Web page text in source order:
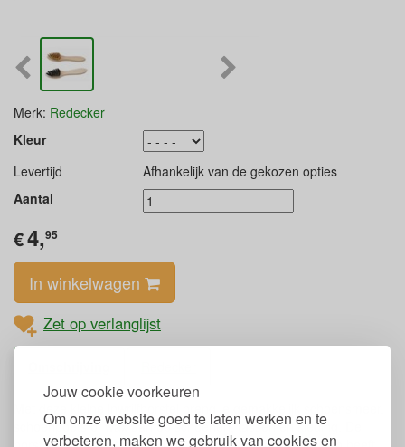
Jouw cookie voorkeuren
Om onze website goed te laten werken en te
verbeteren, maken we gebruik van cookies en
Merk: Redecker
Kleur
Levertijd
Afhankelijk van de gekozen opties
Aantal
€4,95
In winkelwagen
Zet op verlanglijst
schoenpoets of wax aan op schoenen, tassen en kleding. De